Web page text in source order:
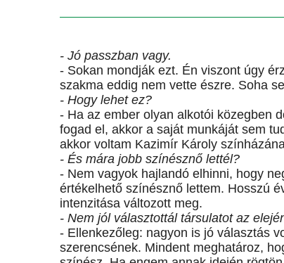
- Jó passzban vagy.
- Sokan mondják ezt. Én viszont úgy
szakma eddig nem vette észre. Soha
- Hogy lehet ez?
- Ha az ember olyan alkotói közegben
fogad el, akkor a saját munkáját sem
akkor voltam Kazimír Károly
- És mára jobb színésznő lettél?
- Nem vagyok hajlandó elhinni, hogy
értékelhető színésznő lettem. Hosszú
intenzitása változott meg.
- Nem jól választottál társulatot az
- Ellenkezőleg: nagyon is jó választás
szerencsének. Mindent meghatároz,